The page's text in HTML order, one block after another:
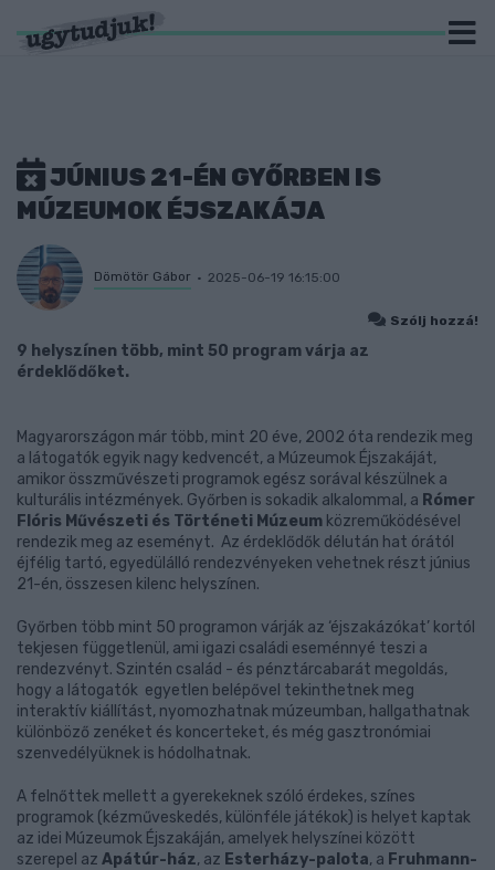
JÚNIUS 21-ÉN GYŐRBEN IS
MÚZEUMOK ÉJSZAKÁJA
Dömötör Gábor 2025-06-19 16:15:00
Szólj hozzá!
9 helyszínen több, mint 50 program várja az
érdeklődőket.
Magyarországon már több, mint 20 éve, 2002 óta rendezik meg
a látogatók egyik nagy kedvencét, a Múzeumok Éjszakáját,
amikor összművészeti programok egész sorával készülnek a
kulturális intézmények. Győrben is sokadik alkalommal, a Rómer
Flóris Művészeti és Történeti Múzeum közreműködésével
rendezik meg az eseményt. Az érdeklődők délután hat órától
éjfélig tartó, egyedülálló rendezvényeken vehetnek részt június
21-én, összesen kilenc helyszínen.
Győrben több mint 50 programon várják az ‘éjszakázókat’ kortól
tekjesen függetlenül, ami igazi családi eseménnyé teszi a
rendezvényt. Szintén család - és pénztárcabarát megoldás,
hogy a látogatók egyetlen belépővel tekinthetnek meg
interaktív kiállítást, nyomozhatnak múzeumban, hallgathatnak
különböző zenéket és koncerteket, és még gasztronómiai
szenvedélyüknek is hódolhatnak.
A felnőttek mellett a gyerekeknek szóló érdekes, színes
programok (kézműveskedés, különféle játékok) is helyet kaptak
az idei Múzeumok Éjszakáján, amelyek helyszínei között
szerepel az Apátúr-ház, az Esterházy-palota, a Fruhmann-